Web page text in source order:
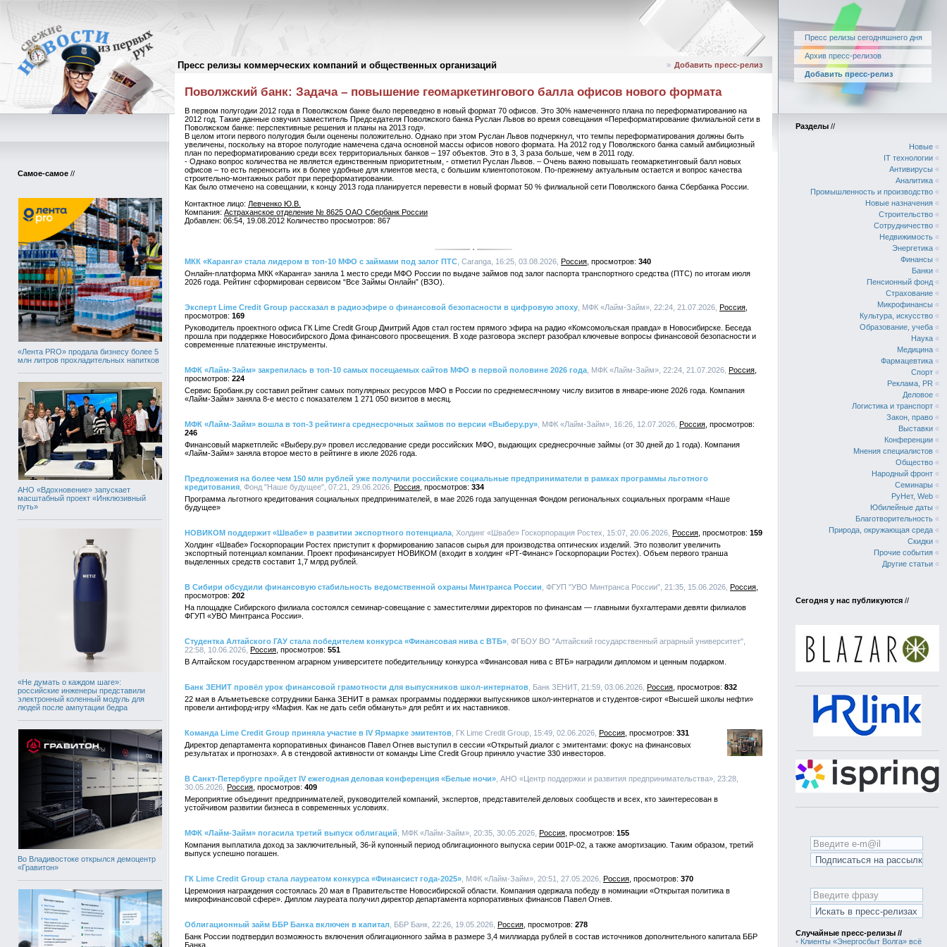
Пресс релизы коммерческих компаний и общественных организаций
Пресс релизы сегодняшнего дня
Архив пресс-релизов
Добавить пресс-релиз
Самое-самое //
«Лента PRO» продала бизнесу более 5
млн литров прохладительных напитков
АНО «Вдохновение» запускает
масштабный проект «Инклюзивный
путь»
«Не думать о каждом шаге»:
российские инженеры представили
электронный коленный модуль для
людей после ампутации бедра
Во Владивостоке открылся демоцентр
«Гравитон»
Пресс-релизы// » Добавить пресс-релиз
Поволжский банк: Задача – повышение геомаркетингового балла офисов нового формата
В первом полугодии 2012 года в Поволжском банке было переведено в новый формат 70 офисов. Это 30% намеченного плана по переформатированию на
2012 год. Такие данные озвучил заместитель Председателя Поволжского банка Руслан Львов во время совещания «Переформатирование филиальной сети в
Поволжском банке: перспективные решения и планы на 2013 год».
В целом итоги первого полугодия были оценены положительно. Однако при этом Руслан Львов подчеркнул, что темпы переформатирования должны быть
увеличены, поскольку на второе полугодие намечена сдача основной массы офисов нового формата. На 2012 год у Поволжского банка самый амбициозный
план по переформатированию среди всех территориальных банков – 197 объектов. Это в 3, 3 раза больше, чем в 2011 году.
- Однако вопрос количества не является единственным приоритетным, - отметил Руслан Львов. – Очень важно повышать геомаркетинговый балл новых
офисов – то есть переносить их в более удобные для клиентов места, с большим клиентопотоком. По-прежнему актуальным остается и вопрос качества
строительно-монтажных работ при переформатировании.
Как было отмечено на совещании, к концу 2013 года планируется перевести в новый формат 50 % филиальной сети Поволжского банка Сбербанка России.
Контактное лицо: Левченко Ю.В.
Компания: Астраханское отделение № 8625 ОАО Сбербанк России
Добавлен: 06:54, 19.08.2012 Количество просмотров: 867
МКК «Каранга» стала лидером в топ-10 МФО с займами под залог ПТС , Caranga, 16:25, 03.08.2026, Россия
340
Онлайн-платформа МКК «Каранга» заняла 1 место среди МФО России по выдаче займов под залог паспорта транспортного средства (ПТС) по итогам июля
2026 года. Рейтинг сформирован сервисом “Все Займы Онлайн” (ВЗО).
Эксперт Lime Credit Group рассказал в радиоэфире о финансовой безопасности в цифровую эпоху , МФК «Лайм-Займ», 22:24, 21.07.2026, Россия
169
Руководитель проектного офиса ГК Lime Credit Group Дмитрий Адов стал гостем прямого эфира на радио «Комсомольская правда» в Новосибирске. Беседа
прошла при поддержке Новосибирского Дома финансового просвещения. В ходе разговора эксперт разобрал ключевые вопросы финансовой безопасности и
современные платежные инструменты.
МФК «Лайм-Займ» закрепилась в топ-10 самых посещаемых сайтов МФО в первой половине 2026 года , МФК «Лайм-Займ», 22:24, 21.07.2026, Россия
224
Сервис Бробанк.ру составил рейтинг самых популярных ресурсов МФО в России по среднемесячному числу визитов в январе-июне 2026 года. Компания
«Лайм-Займ» заняла 8-е место с показателем 1 271 050 визитов в месяц.
МФК «Лайм-Займ» вошла в топ-3 рейтинга среднесрочных займов по версии «Выберу.ру» , МФК «Лайм-Займ», 16:26, 12.07.2026, Россия
246
Финансовый маркетплейс «Выберу.ру» провел исследование среди российских МФО, выдающих среднесрочные займы (от 30 дней до 1 года). Компания
«Лайм-Займ» заняла второе место в рейтинге в июле 2026 года.
Предложения на более чем 150 млн рублей уже получили российские социальные предприниматели в рамках программы льготного
кредитования , Фонд "Наше будущее", 07:21, 29.06.2026, Россия
334
Программа льготного кредитования социальных предпринимателей, в мае 2026 года запущенная Фондом региональных социальных программ «Наше
будущее»
НОВИКОМ поддержит «Швабе» в развитии экспортного потенциала , Холдинг «Швабе» Госкорпорация Ростех, 15:07, 20.06.2026, Россия
159
Холдинг «Швабе» Госкорпорации Ростех приступит к формированию запасов сырья для производства оптических изделий. Это позволит увеличить
экспортный потенциал компании. Проект профинансирует НОВИКОМ (входит в холдинг «РТ-Финанс» Госкорпорации Ростех). Объем первого транша
выделенных средств составит 1,7 млрд рублей.
В Сибири обсудили финансовую стабильность ведомственной охраны Минтранса России , ФГУП "УВО Минтранса России", 21:35, 15.06.2026, Россия
202
На площадке Сибирского филиала состоялся семинар-совещание с заместителями директоров по финансам — главными бухгалтерами девяти филиалов
ФГУП «УВО Минтранса России».
Студентка Алтайского ГАУ стала победителем конкурса «Финансовая нива с ВТБ» , ФГБОУ ВО "Алтайский государственный аграрный университет",
22:58, 10.06.2026, Россия
551
В Алтайском государственном аграрном университете победительницу конкурса «Финансовая нива с ВТБ» наградили дипломом и ценным подарком.
Банк ЗЕНИТ провёл урок финансовой грамотности для выпускников школ-интернатов , Банк ЗЕНИТ, 21:59, 03.06.2026, Россия
832
22 мая в Альметьевске сотрудники Банка ЗЕНИТ в рамках программы поддержки выпускников школ-интернатов и студентов-сирот «Высшей школы нефти»
провели антифорд-игру «Мафия. Как не дать себя обмануть» для ребят и их наставников.
Команда Lime Credit Group приняла участие в IV Ярмарке эмитентов , ГК Lime Credit Group, 15:49, 02.06.2026, Россия
331
Директор департамента корпоративных финансов Павел Огнев выступил в сессии «Открытый диалог с эмитентами: фокус на финансовых
результатах и прогнозах». А в стендовой активности от команды Lime Credit Group приняло участие 330 инвесторов.
В Санкт-Петербурге пройдет IV ежегодная деловая конференция «Белые ночи» , АНО «Центр поддержки и развития предпринимательства», 23:28,
30.05.2026, Россия
409
Мероприятие объединит предпринимателей, руководителей компаний, экспертов, представителей деловых сообществ и всех, кто заинтересован в
устойчивом развитии бизнеса в современных условиях.
МФК «Лайм-Займ» погасила третий выпуск облигаций , МФК «Лайм-Займ», 20:35, 30.05.2026, Россия
155
Компания выплатила доход за заключительный, 36-й купонный период облигационного выпуска серии 001P-02, а также амортизацию. Таким образом, третий
выпуск успешно погашен.
ГК Lime Credit Group стала лауреатом конкурса «Финансист года-2025» , МФК «Лайм-Займ», 20:51, 27.05.2026, Россия
370
Церемония награждения состоялась 20 мая в Правительстве Новосибирской области. Компания одержала победу в номинации «Открытая политика в
микрофинансовой сфере». Диплом лауреата получил директор департамента корпоративных финансов Павел Огнев.
Облигационный займ ББР Банка включен в капитал , ББР Банк, 22:26, 19.05.2026, Россия
278
Банк России подтвердил возможность включения облигационного займа в размере 3,4 миллиарда рублей в состав источников дополнительного капитала ББР
Банка.
Разделы //
Новые «
IT технологии «
Антивирусы «
Аналитика «
Промышленность и производство «
Новые назначения «
Строительство «
Сотрудничество «
Недвижимость «
Энергетика «
Финансы «
Банки «
Пенсионный фонд «
Страхование «
Микрофинансы «
Культура, искусство «
Образование, учеба «
Наука «
Медицина «
Фармацевтика «
Спорт «
Реклама, PR «
Деловое «
Логистика и транспорт «
Закон, право «
Выставки «
Конференции «
Мнения специалистов «
Общество «
Народный фронт «
Семинары «
РуНет, Web «
Юбилейные даты «
Благотворительность «
Природа, окружающая среда «
Скидки «
Прочие события «
Другие статьи «
Сегодня у нас публикуются //
Случайные пресс-релизы //
• Клиенты «Энергосбыт Волга» всё